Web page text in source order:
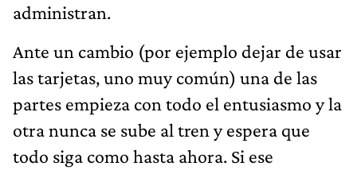
administran.
Ante un cambio (por ejemplo dejar de usar
las tarjetas, uno muy común) una de las
partes empieza con todo el entusiasmo y la
otra nunca se sube al tren y espera que
todo siga como hasta ahora. Si ese